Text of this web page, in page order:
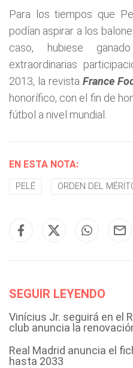
Para los tiempos que
podían aspirar a los
caso, hubiese
extraordinarias
2013, la revista France
honorífico, con el fin de
fútbol a nivel mundial.
EN ESTA NOTA:
PELÉ ORDEN DEL
SEGUIR LEYENDO
Vinícius Jr. seguirá en el
club anuncia la
Real Madrid anuncia el
hasta 2033